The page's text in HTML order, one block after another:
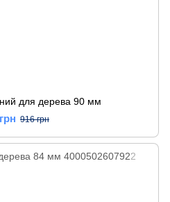
для дерева 90 мм
916 грн